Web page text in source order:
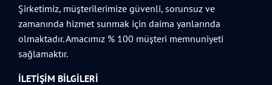
Şirketimiz, müşterilerimize güvenli, sorunsuz ve
zamanında hizmet sunmak için daima yanlarında
olmaktadır. Amacımız % 100 müşteri memnuniyeti
sağlamaktır.
İLETIŞIM BILGILERI